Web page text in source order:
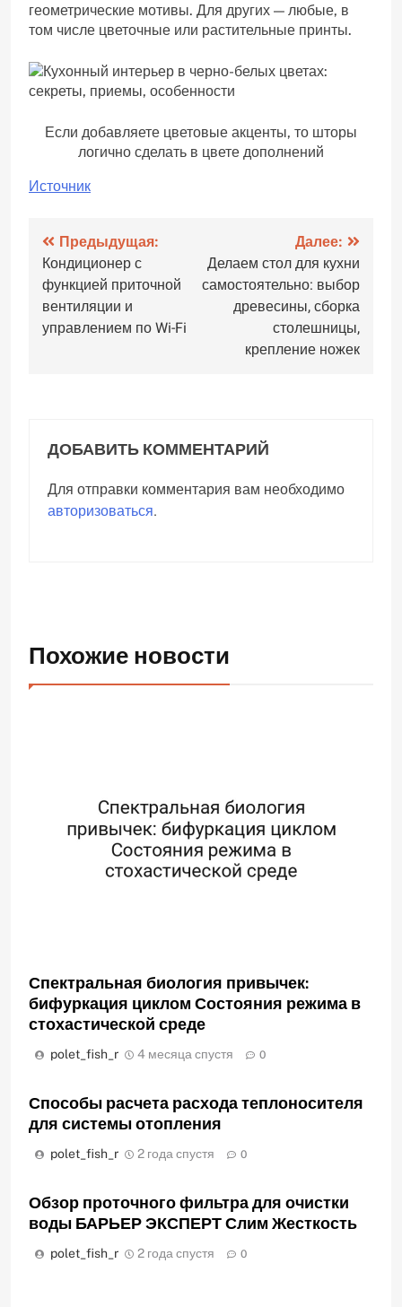
геометрические мотивы. Для других — любые, в
том числе цветочные или растительные принты.
Если добавляете цветовые акценты, то шторы
логично сделать в цвете дополнений
Источник
Навигация
по
записям
Предыдущая:
Кондиционер с
функцией приточной
вентиляции и
управлением по Wi-Fi
Далее:
Делаем стол для кухни
самостоятельно: выбор
древесины, сборка
столешницы,
крепление ножек
ДОБАВИТЬ КОММЕНТАРИЙ
Для отправки комментария вам необходимо
авторизоваться.
Похожие новости
Спектральная биология привычек:
бифуркация циклом Состояния режима в
стохастической среде
polet_fish_r 4 месяца спустя 0
Способы расчета расхода теплоносителя
для системы отопления
polet_fish_r 2 года спустя 0
Обзор проточного фильтра для очистки
воды БАРЬЕР ЭКСПЕРТ Слим Жесткость
polet_fish_r 2 года спустя 0